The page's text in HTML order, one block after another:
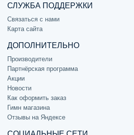
СЛУЖБА ПОДДЕРЖКИ
Связаться с нами
Карта сайта
ДОПОЛНИТЕЛЬНО
Производители
Партнёрская программа
Акции
Новости
Как оформить заказ
Гимн магазина
Отзывы на Яндексе